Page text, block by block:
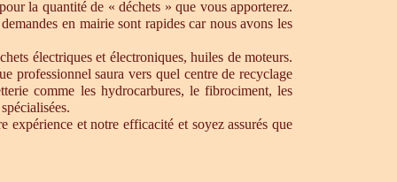
la quantité de « déchets » que vous apporterez.
en mairie sont rapides car nous avons les
électriques et électroniques, huiles de moteurs.
professionnel saura vers quel centre de recyclage
comme les hydrocarbures, le fibrociment, les
expérience et notre efficacité et soyez assurés que